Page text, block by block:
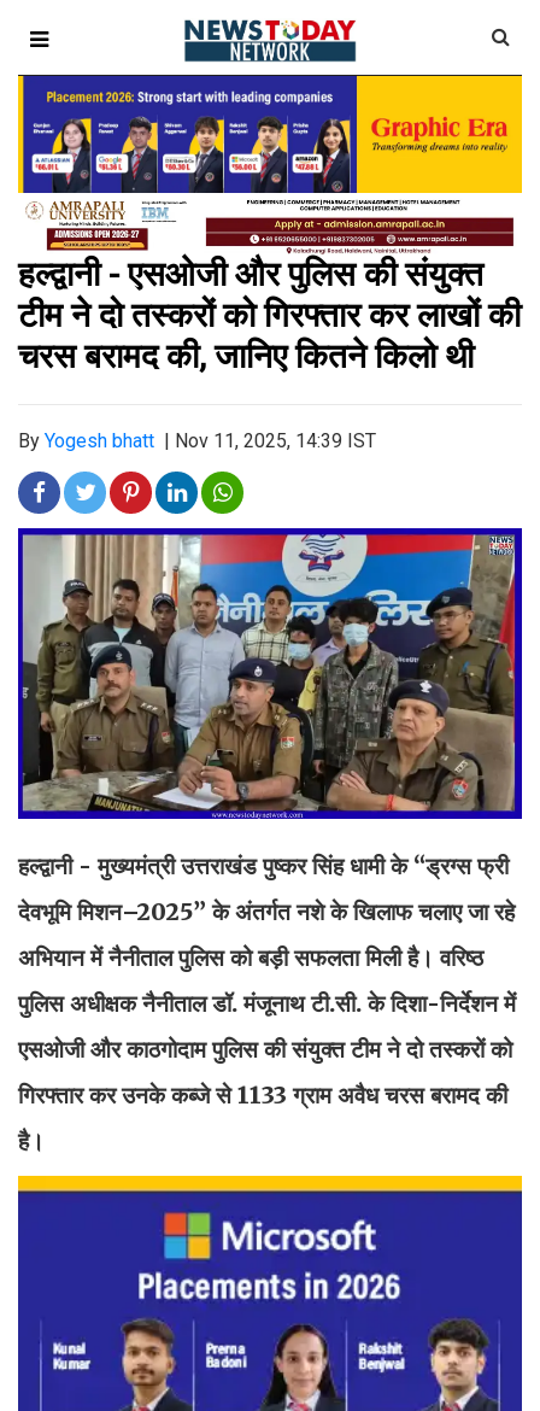
हल्द्वानी - एसओजी और पुलिस की संयुक्त
टीम ने दो तस्करों को गिरफ्तार कर लाखों की
चरस बरामद की, जानिए कितने किलो थी
By Yogesh bhatt Nov 11, 2025, 14:39 IST
हल्द्वानी - मुख्यमंत्री उत्तराखंड पुष्कर सिंह धामी के “ड्रग्स फ्री
देवभूमि मिशन–2025” के अंतर्गत नशे के खिलाफ चलाए जा रहे
अभियान में नैनीताल पुलिस को बड़ी सफलता मिली है। वरिष्ठ
पुलिस अधीक्षक नैनीताल डॉ. मंजूनाथ टी.सी. के दिशा-निर्देशन में
एसओजी और काठगोदाम पुलिस की संयुक्त टीम ने दो तस्करों को
गिरफ्तार कर उनके कब्जे से 1133 ग्राम अवैध चरस बरामद की
है।